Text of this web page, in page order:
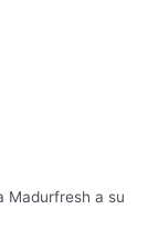
Madurfresh a su